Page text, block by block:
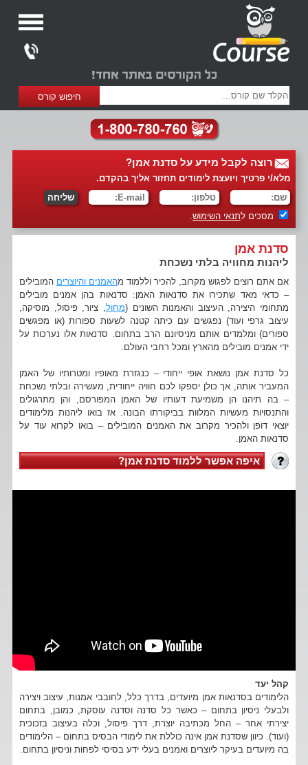
רוצה לקבל מידע על סדנת אמן?
מלא/י פרטיך ויועצת לימודים תחזור אליך בהקדם.
מסכים לתנאי השימוש.
סדנת אמן
ליהנות מחוויה בלתי נשכחת
אם אתם רוצים לפגוש מקרוב, להכיר וללמוד מהאמנים והיוצרים המובילים
– כדאי מאד שתכירו את סדנאות האמן: סדנאות בהן אמנים מובילים
מתחומי היצירה, העיצוב והאמנות השונים (מחול, ציור, פיסול, מוסיקה,
עיצוב גרפי ועוד) נפגשים עם כיתה קטנה לשעות ספורות (או מפגשים
ספורים) ומלמדים אותם מניסיונם הרב בתחום. סדנאות אלו נערכות על
ידי אמנים מובילים מהארץ ומכל רחבי העולם.
כל סדנת אמן נושאת אופי ייחודי – כנגזרת מאופיו ומטרותיו של האמן
המעביר אותה, אך כולן יספקו לכם חוויה ייחודית, מעשירה ובלתי נשכחת
– בה תיהנו הן משמיעת דעותיו של האמן המפורסם, והן מתרגולים
והתנסויות מעשיות המלוות בביקורתו הבונה. אז בואו ליהנות מלימודים
יוצאי דופן ולהכיר מקרוב את האמנים המובילים – בואו לקרוא עוד על
סדנאות האמן.
איפה אפשר ללמוד סדנת אמן?
קהל יעד
הלימודים בסדנאות אמן מיועדים, בדרך כלל, לחובבי אמנות, עיצוב ויצירה
ולבעלי ניסיון בתחום – כאשר כל סדנה וסדנה עוסקת, כמובן, בתחום
יצירתי אחר – החל מכתיבה יוצרת, דרך פיסול, וכלה בעיצוב בזכוכית
(ועוד). כיוון שסדנת אמן אינה כוללת את לימודי הבסיס בתחום – הלימודים
בה מיועדים בעיקר ליוצרים ואמנים בעלי ידע בסיסי לפחות וניסיון בתחום.